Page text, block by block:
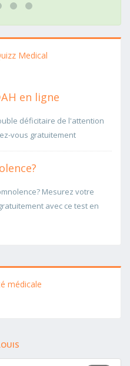
Medical
en ligne
déficitaire de l'attention
vous gratuitement
Mesurez votre
avec ce test en
médicale